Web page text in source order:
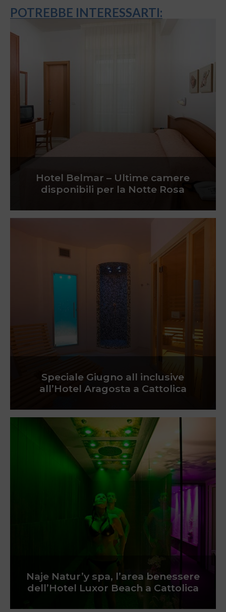
POTREBBE INTERESSARTI:
Hotel Belmar – Ultime camere
disponibili per la Notte Rosa
Speciale Giugno all inclusive
all’Hotel Aragosta a Cattolica
Naje Natur’y spa, l’area benessere
dell’Hotel Luxor Beach a Cattolica